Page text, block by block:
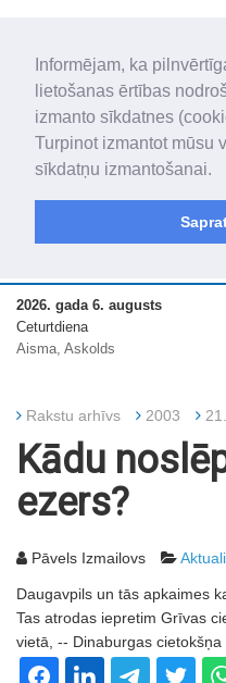
Informējam, ka
lietošanas ērtības
izmanto sīkdatnes
Turpinot izmantot mūsu
sīkdatņu izmantošanai.
„Latgales Laiks” iznāk latviešu un
„Latgales Laiks” latviešu valodā
novadu un apkārtējos novadus un
2026. gada 6. augusts
Ceturtdiena
Aisma, Askolds
Rakstu arhīvs 2003
Kādu
ezers?
Pāvels Izmailovs
Daugavpils un tās apkaimes
Tas atrodas iepretim Grīvas
vietā, -- Dinaburgas